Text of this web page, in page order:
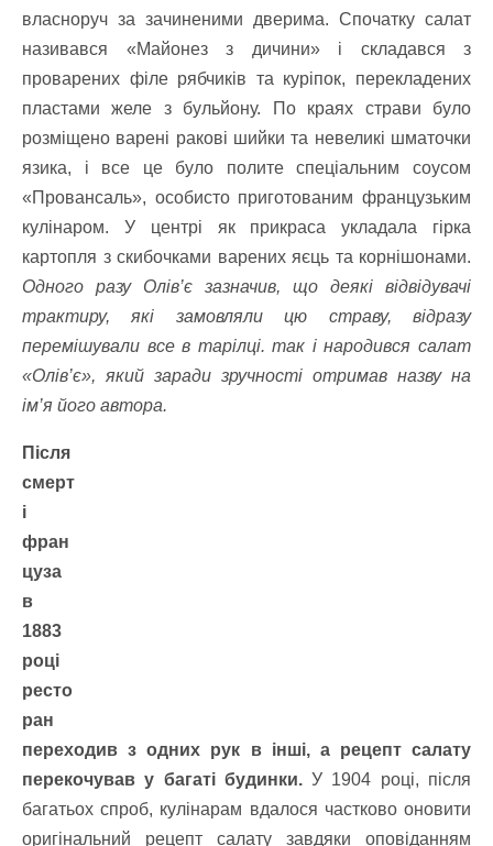
власноруч за зачиненими дверима. Спочатку салат
називався «Майонез з дичини» і складався з
проварених філе рябчиків та куріпок, перекладених
пластами желе з бульйону. По краях страви було
розміщено варені ракові шийки та невеликі шматочки
язика, і все це було полите спеціальним соусом
«Провансаль», особисто приготованим французьким
кулінаром. У центрі як прикраса укладала гірка
картопля з скибочками варених яєць та корнішонами.
Одного разу Олів’є зазначив, що деякі відвідувачі
трактиру, які замовляли цю страву, відразу
перемішували все в тарілці. так і народився салат
«Олів’є», який заради зручності отримав назву на
ім’я його автора.
Після
смерт
і
фран
цуза
в
1883
році
ресто
ран
переходив з одних рук в інші, а рецепт салату
перекочував у багаті будинки.У 1904 році, після
багатьох спроб, кулінарам вдалося частково оновити
оригінальний рецепт салату завдяки оповіданням